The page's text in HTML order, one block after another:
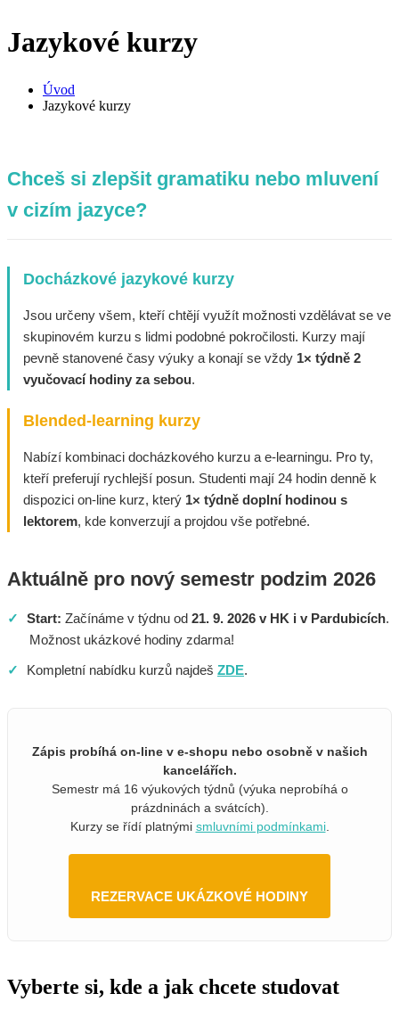
Jazykové kurzy
Úvod
Jazykové kurzy
Chceš si zlepšit gramatiku nebo mluvení
v cizím jazyce?
Docházkové jazykové kurzy
Jsou určeny všem, kteří chtějí využít možnosti vzdělávat se ve
skupinovém kurzu s lidmi podobné pokročilosti. Kurzy mají
pevně stanovené časy výuky a konají se vždy 1× týdně 2
vyučovací hodiny za sebou.
Blended-learning kurzy
Nabízí kombinaci docházkového kurzu a e-learningu. Pro ty,
kteří preferují rychlejší posun. Studenti mají 24 hodin denně k
dispozici on-line kurz, který 1× týdně doplní hodinou s
lektorem, kde konverzují a projdou vše potřebné.
Aktuálně pro nový semestr podzim 2026
✓ Start: Začínáme v týdnu od 21. 9. 2026 v HK i v Pardubicích.
Možnost ukázkové hodiny zdarma!
✓
Kompletní nabídku kurzů najdeš ZDE.
Zápis probíhá on-line v e-shopu nebo osobně v našich
kancelářích.
Semestr má 16 výukových týdnů (výuka neprobíhá o
prázdninách a svátcích).
Kurzy se řídí platnými smluvními podmínkami.
REZERVACE UKÁZKOVÉ HODINY
Vyberte si, kde a jak chcete studovat